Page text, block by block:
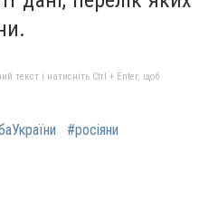
текст і натисніть Ctrl + Enter, щоб
#росіяни